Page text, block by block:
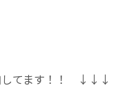
てます！！ ↓↓↓